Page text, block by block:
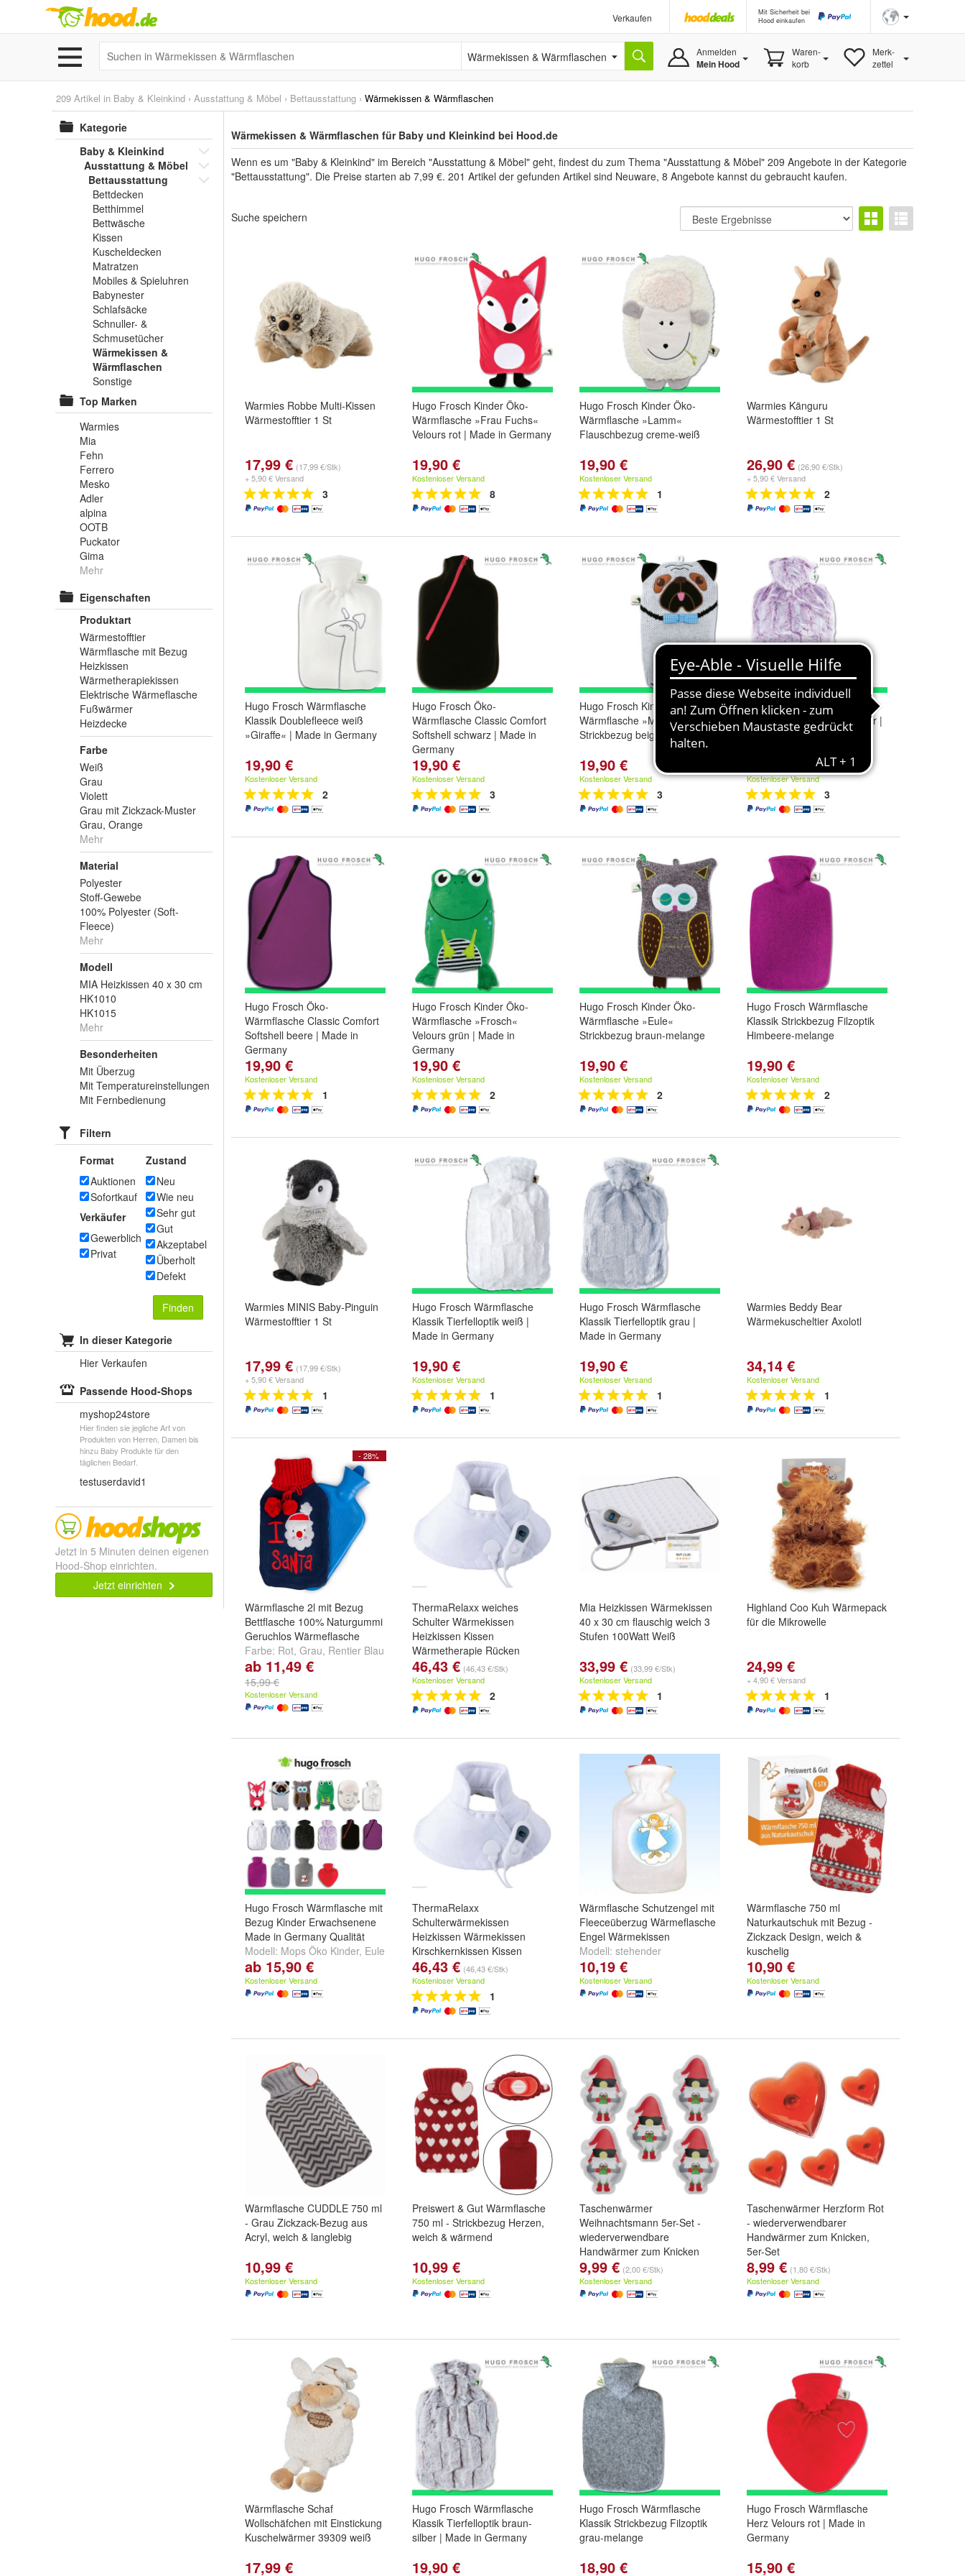
Verkaufen
Mit Sicherheit bei
Hood einkaufen
Wärmekissen & Wärmflaschen Anmelden
Mein Hood
Waren-
korb
Merk-
zettel
209 Artikel in Baby & Kleinkind › Ausstattung & Möbel › Bettausstattung › Wärmekissen & Wärmflaschen
Kategorie
Baby & Kleinkind
Ausstattung & Möbel
Bettausstattung
Bettdecken
Betthimmel
Bettwäsche
Kissen
Kuscheldecken
Matratzen
Mobiles & Spieluhren
Babynester
Schlafsäcke
Schnuller- &
Schmusetücher
Wärmekissen &
Wärmflaschen
Sonstige
Top Marken
Warmies
Mia
Fehn
Ferrero
Mesko
Adler
alpina
OOTB
Puckator
Gima
Mehr
Eigenschaften
Produktart
Wärmestofftier
Wärmflasche mit Bezug
Heizkissen
Wärmetherapiekissen
Elektrische Wärmeflasche
Fußwärmer
Heizdecke
Farbe
Weiß
Grau
Violett
Grau mit Zickzack-Muster
Grau, Orange
Mehr
Material
Polyester
Stoff-Gewebe
100% Polyester (Soft-
Fleece)
Mehr
Modell
MIA Heizkissen 40 x 30 cm
HK1010
HK1015
Mehr
Besonderheiten
Mit Überzug
Mit Temperatureinstellungen
Mit Fernbedienung
Filtern
Format
Auktionen
Sofortkauf
Verkäufer
Gewerblich
Privat
Zustand
Neu
Wie neu
Sehr gut
Gut
Akzeptabel
Überholt
Defekt
Finden
In dieser Kategorie
Hier Verkaufen
Passende Hood-Shops
myshop24store
Hier finden sie jegliche Art von
Produkten von Herren, Damen bis
hinzu Baby Produkte für den
täglichen Bedarf.
testuserdavid1
Jetzt in 5 Minuten deinen eigenen
Hood-Shop einrichten.
Jetzt einrichten
Wärmekissen & Wärmflaschen für Baby und Kleinkind bei Hood.de
Wenn es um "Baby & Kleinkind" im Bereich "Ausstattung & Möbel" geht, findest du zum Thema "Ausstattung & Möbel" 209 Angebote in der Kategorie
"Bettausstattung". Die Preise starten ab 7,99 €. 201 Artikel der gefunden Artikel sind Neuware, 8 Angebote kannst du gebraucht kaufen.
Suche speichern
Warmies Robbe Multi-Kissen
Wärmestofftier 1 St
17,99 € (17,99 €/Stk)
+ 5,90 € Versand
3
Hugo Frosch Kinder Öko-
Wärmflasche »Frau Fuchs«
Velours rot | Made in Germany
19,90 €
Kostenloser Versand
8
Hugo Frosch Kinder Öko-
Wärmflasche »Lamm«
Flauschbezug creme-weiß
19,90 €
Kostenloser Versand
1
Warmies Känguru
Wärmestofftier 1 St
26,90 € (26,90 €/Stk)
+ 5,90 € Versand
2
Hugo Frosch Wärmflasche
Klassik Doublefleece weiß
»Giraffe« | Made in Germany
19,90 €
Kostenloser Versand
2
Hugo Frosch Öko-
Wärmflasche Classic Comfort
Softshell schwarz | Made in
Germany
19,90 €
Kostenloser Versand
3
Hugo Frosch Kinder Öko-
Wärmflasche »Mops«
Strickbezug beige-melange
19,90 €
Kostenloser Versand
3
Hugo Frosch Wärmflasche
Klassik Tierfelloptik lila-silber |
Made in Germany
Kostenloser Versand
3
Hugo Frosch Öko-
Wärmflasche Classic Comfort
Softshell beere | Made in
Germany
19,90 €
Kostenloser Versand
1
Hugo Frosch Kinder Öko-
Wärmflasche »Frosch«
Velours grün | Made in
Germany
19,90 €
Kostenloser Versand
2
Hugo Frosch Kinder Öko-
Wärmflasche »Eule«
Strickbezug braun-melange
19,90 €
Kostenloser Versand
2
Hugo Frosch Wärmflasche
Klassik Strickbezug Filzoptik
Himbeere-melange
19,90 €
Kostenloser Versand
2
Warmies MINIS Baby-Pinguin
Wärmestofftier 1 St
17,99 € (17,99 €/Stk)
+ 5,90 € Versand
1
Hugo Frosch Wärmflasche
Klassik Tierfelloptik weiß |
Made in Germany
19,90 €
Kostenloser Versand
1
Hugo Frosch Wärmflasche
Klassik Tierfelloptik grau |
Made in Germany
19,90 €
Kostenloser Versand
1
Warmies Beddy Bear
Wärmekuscheltier Axolotl
34,14 €
Kostenloser Versand
1
- 28%
Wärmflasche 2l mit Bezug
Bettflasche 100% Naturgummi
Geruchlos Wärmeflasche
Farbe: Rot, Grau, Rentier Blau
und weitere ...
ab 11,49 €
15,99 €
Kostenloser Versand
ThermaRelaxx weiches
Schulter Wärmekissen
Heizkissen Kissen
Wärmetherapie Rücken
46,43 € (46,43 €/Stk)
Kostenloser Versand
2
Mia Heizkissen Wärmekissen
40 x 30 cm flauschig weich 3
Stufen 100Watt Weiß
33,99 € (33,99 €/Stk)
Kostenloser Versand
1
Highland Coo Kuh Wärmepack
für die Mikrowelle
24,99 €
+ 4,90 € Versand
1
Hugo Frosch Wärmflasche mit
Bezug Kinder Erwachsenene
Made in Germany Qualität
Modell: Mops Öko Kinder, Eule
Öko Kinder,Frosch Öko
Kinderundweitere ...
ab 15,90 €
Kostenloser Versand
ThermaRelaxx
Schulterwärmekissen
Heizkissen Wärmekissen
Kirschkernkissen Kissen
46,43 € (46,43 €/Stk)
Kostenloser Versand
1
Wärmflasche Schutzengel mit
Fleeceüberzug Wärmeflasche
Engel Wärmekissen
Modell: stehender
Schutzengel
HerzbandundSchutzengel mit
Herz
10,19 €
Kostenloser Versand
Wärmflasche 750 ml
Naturkautschuk mit Bezug -
Zickzack Design, weich &
kuschelig
10,90 €
Kostenloser Versand
Wärmflasche CUDDLE 750 ml
- Grau Zickzack-Bezug aus
Acryl, weich & langlebig
10,99 €
Kostenloser Versand
Preiswert & Gut Wärmflasche
750 ml - Strickbezug Herzen,
weich & wärmend
10,99 €
Kostenloser Versand
Taschenwärmer
Weihnachtsmann 5er-Set -
wiederverwendbare
Handwärmer zum Knicken
9,99 € (2,00 €/Stk)
Kostenloser Versand
Taschenwärmer Herzform Rot
- wiederverwendbarer
Handwärmer zum Knicken,
5er-Set
8,99 € (1,80 €/Stk)
Kostenloser Versand
Wärmflasche Schaf
Wollschäfchen mit Einstickung
Kuschelwärmer 39309 weiß
17,99 €
Hugo Frosch Wärmflasche
Klassik Tierfelloptik braun-
silber | Made in Germany
19,90 €
Hugo Frosch Wärmflasche
Klassik Strickbezug Filzoptik
grau-melange
18,90 €
Hugo Frosch Wärmflasche
Herz Velours rot | Made in
Germany
15,90 €